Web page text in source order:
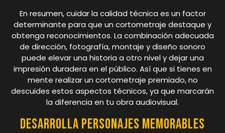
En resumen, cuidar la calidad técnica es un factor
determinante para que un cortometraje destaque y
obtenga reconocimientos. La combinación adecuada
de dirección, fotografía, montaje y diseño sonoro
puede elevar una historia a otro nivel y dejar una
impresión duradera en el público. Así que si tienes en
mente realizar un cortometraje premiado, no
descuides estos aspectos técnicos, ya que marcarán
la diferencia en tu obra audiovisual.
Desarrolla personajes memorables